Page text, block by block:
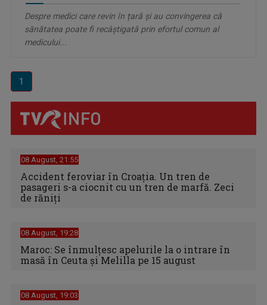
Despre medici care revin în țară și au convingerea că
sănătatea poate fi recâștigată prin efortul comun al
medicului...
1
08 August, 21:55
Accident feroviar în Croația. Un tren de
pasageri s-a ciocnit cu un tren de marfă. Zeci
de răniți
08 August, 19:28
Maroc: Se înmulţesc apelurile la o intrare în
masă în Ceuta şi Melilla pe 15 august
08 August, 19:03